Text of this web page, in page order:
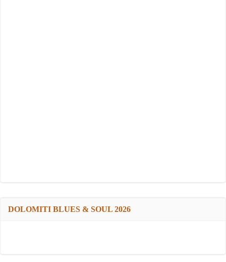
DOLOMITI BLUES & SOUL 2026